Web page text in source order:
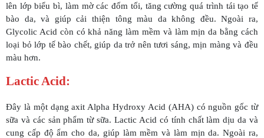
lên lớp biểu bì, làm mờ các đốm tối, tăng cường quá trình tái tạo tế
bào da, và giúp cải thiện tông màu da không đều. Ngoài ra,
Glycolic Acid còn có khả năng làm mềm và làm mịn da bằng cách
loại bỏ lớp tế bào chết, giúp da trở nên tươi sáng, mịn màng và đều
màu hơn.
Lactic Acid:
Đây là một dạng axit Alpha Hydroxy Acid (AHA) có nguồn gốc từ
sữa và các sản phẩm từ sữa. Lactic Acid có tính chất làm dịu da và
cung cấp độ ẩm cho da, giúp làm mềm và làm mịn da. Ngoài ra,